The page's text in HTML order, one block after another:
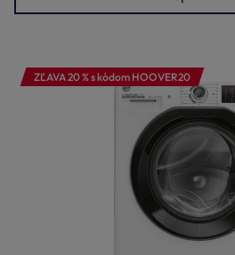
ZĽAVA 20 % s kódom HOOVER20